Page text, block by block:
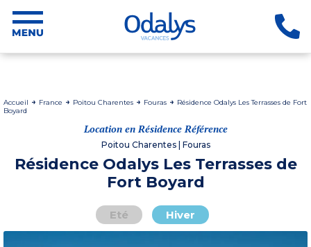
Accueil France Poitou Charentes Fouras
Résidence Odalys Les Terrasses de Fort
Boyard
Location en Résidence Référence
Poitou Charentes | Fouras
Résidence Odalys Les Terrasses de
Fort Boyard
Eté Hiver